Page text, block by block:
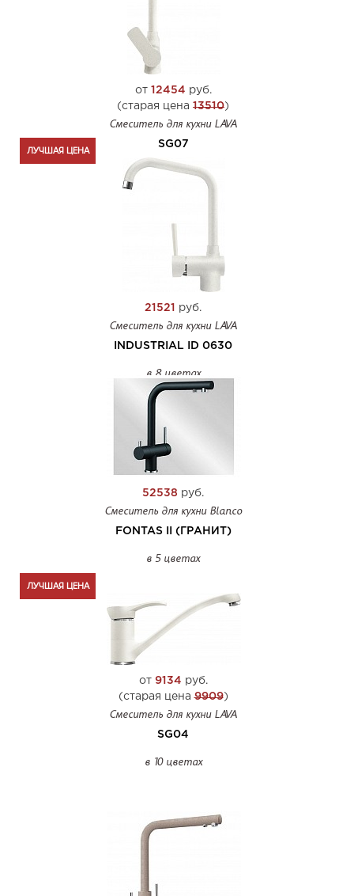
от 12454 руб.
(старая цена 13510)
Смеситель для кухни LAVA
SG07
в 10 цветах
21521 руб.
Смеситель для кухни LAVA
INDUSTRIAL ID 0630
в 8 цветах
ЛУЧШАЯ ЦЕНА
52538 руб.
Смеситель для кухни Blanco
FONTAS II (ГРАНИТ)
в 5 цветах
от 9134 руб.
(старая цена9909)
Смеситель для кухни LAVA
SG04
в 10 цветах
ЛУЧШАЯ ЦЕНА